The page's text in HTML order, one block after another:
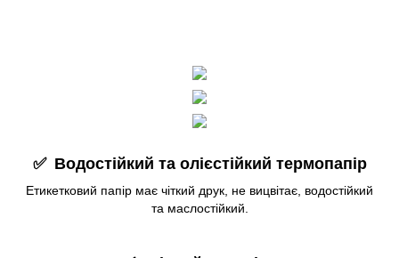
✅ Водостійкий та олієстійкий термопапір
Етикетковий папір має чіткий друк, не вицвітає, водостійкий
та маслостійкий.